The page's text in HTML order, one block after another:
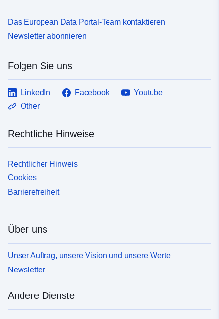
Das European Data Portal-Team kontaktieren
Newsletter abonnieren
Folgen Sie uns
LinkedIn Facebook
Youtube
Other
Rechtliche Hinweise
Rechtlicher Hinweis
Cookies
Barrierefreiheit
Über uns
Unser Auftrag, unsere Vision und unsere Werte
Newsletter
Andere Dienste